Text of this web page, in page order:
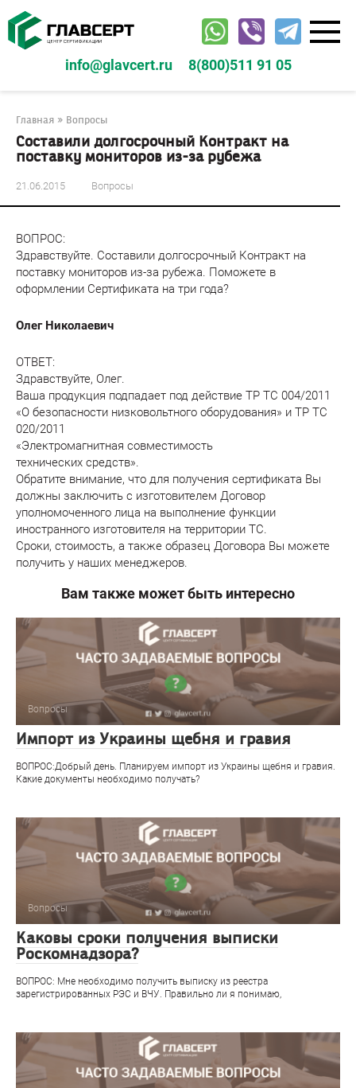
Перейти
контенту
info@glavcert.ru 8(800)511 91 05
Главная » Вопросы
Составили долгосрочный Контракт на
поставку мониторов из-за рубежа
21.06.2015 Вопросы
ВОПРОС:
Здравствуйте. Составили долгосрочный Контракт на
поставку мониторов из-за рубежа. Поможете в
оформлении Сертификата на три года?
Олег Николаевич
ОТВЕТ:
Здравствуйте, Олег.
Ваша продукция подпадает под действие ТР ТС 004/2011
«О безопасности низковольтного оборудования» и ТР ТС
020/2011
«Электромагнитная совместимость
технических средств».
Обратите внимание, что для получения сертификата Вы
должны заключить с изготовителем Договор
уполномоченного лица на выполнение функции
иностранного изготовителя на территории ТС.
Сроки, стоимость, а также образец Договора Вы можете
получить у наших менеджеров.
Вам также может быть интересно
Вопросы
Импорт из Украины щебня и гравия
ВОПРОС:Добрый день. Планируем импорт из Украины щебня и гравия.
Какие документы необходимо получать?
Вопросы
Каковы сроки получения выписки
Роскомнадзора?
ВОПРОС: Мне необходимо получить выписку из реестра
зарегистрированных РЭС и ВЧУ. Правильно ли я понимаю,